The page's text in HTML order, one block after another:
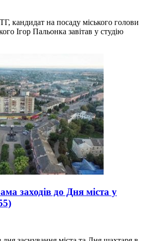
кандидат на посаду міського голови
Ігор Пальонка завітав у студію
заходів до Дня міста у